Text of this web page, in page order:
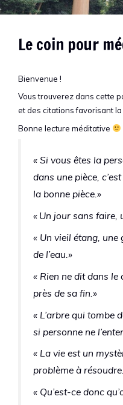
Le coin pour
Bienvenue !
Vous trouverez dans cette
et des citations favorisant
Bonne lecture méditative
« Si vous êtes la
dans une pièce,
la bonne pièce.»
« Un jour sans faire,
« Un vieil étang,
de l’eau.»
« Rien ne dit dans le
près de sa fin.»
« L’arbre qui tombe
si personne ne
« La vie est un
problème à
« Qu’est-ce donc